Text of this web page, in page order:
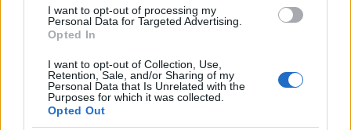
I want to opt-out of processing my
Personal Data for Targeted Advertising.
Opted In
I want to opt-out of Collection, Use,
Retention, Sale, and/or Sharing of my
Personal Data that Is Unrelated with the
Purposes for which it was collected.
Opted Out